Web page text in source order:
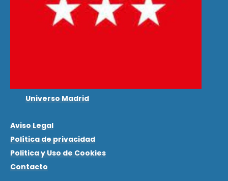
Universo Madrid
Aviso Legal
Política de privacidad
Politica y Uso de Cookies
Contacto